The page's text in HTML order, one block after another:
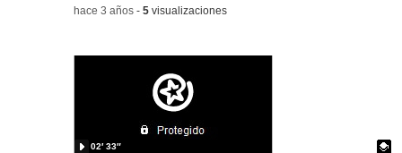
-hace 3 años -5 visualizaciones
02′ 33″